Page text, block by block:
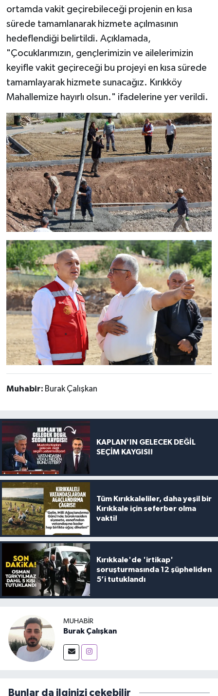
ortamda vakit geçirebileceği projenin en kısa
sürede tamamlanarak hizmete açılmasının
hedeflendiği belirtildi. Açıklamada,
"Çocuklarımızın, gençlerimizin ve ailelerimizin
keyifle vakit geçireceği bu projeyi en kısa sürede
tamamlayarak hizmete sunacağız. Kırıkköy
Mahallemize hayırlı olsun." ifadelerine yer verildi.
Muhabir: Burak Çalışkan
KAPLAN’IN GELECEK DEĞİL
SEÇİM KAYGISI!
Tüm Kırıkkaleliler, daha yeşil bir
Kırıkkale için seferber olma
vakti!
Kırıkkale'de 'irtikap'
soruşturmasında 12 şüpheliden
5’i tutuklandı
MUHABIR
Burak Çalışkan
Bunlar da ilginizi çekebilir